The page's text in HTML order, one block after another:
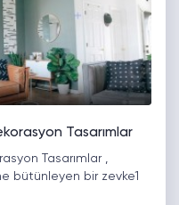
Tasarımlar
Tasarımlar ,
bütünleyen bir zevke1